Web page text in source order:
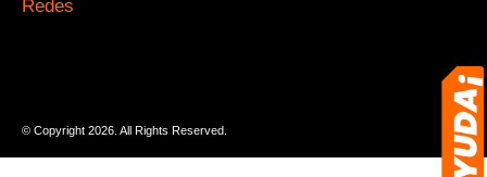
Redes
© Copyright 2026. All Rights Reserved.